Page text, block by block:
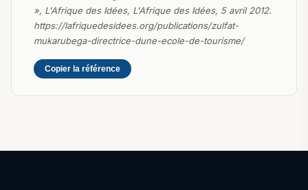
», L'Afrique des Idées, L'Afrique des Idées, 5 avril 2012.
https://lafriquedesidees.org/publications/zulfat-
mukarubega-directrice-dune-ecole-de-tourisme/
Copier la référence